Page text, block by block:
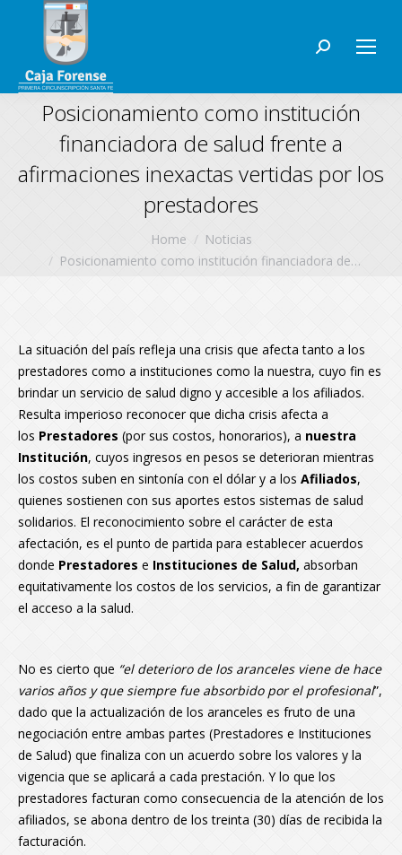
Search:
Posicionamiento como institución
financiadora de salud frente a
afirmaciones inexactas vertidas por los
prestadores
Home
Noticias
Posicionamiento como institución financiadora de…
La situación del país refleja una crisis que afecta tanto a los
prestadores como a instituciones como la nuestra, cuyo fin es
brindar un servicio de salud digno y accesible a los afiliados.
Resulta imperioso reconocer que dicha crisis afecta a
los Prestadores (por sus costos, honorarios), a nuestra
Institución, cuyos ingresos en pesos se deterioran mientras
los costos suben en sintonía con el dólar y a los Afiliados,
quienes sostienen con sus aportes estos sistemas de salud
solidarios. El reconocimiento sobre el carácter de esta
afectación, es el punto de partida para establecer acuerdos
donde Prestadores e Instituciones de Salud, absorban
equitativamente los costos de los servicios, a fin de garantizar
el acceso a la salud.
No es cierto que “el deterioro de los aranceles viene de hace
varios años y que siempre fue absorbido por el profesional”,
dado que la actualización de los aranceles es fruto de una
negociación entre ambas partes (Prestadores e Instituciones
de Salud) que finaliza con un acuerdo sobre los valores y la
vigencia que se aplicará a cada prestación. Y lo que los
prestadores facturan como consecuencia de la atención de los
afiliados, se abona dentro de los treinta (30) días de recibida la
facturación.